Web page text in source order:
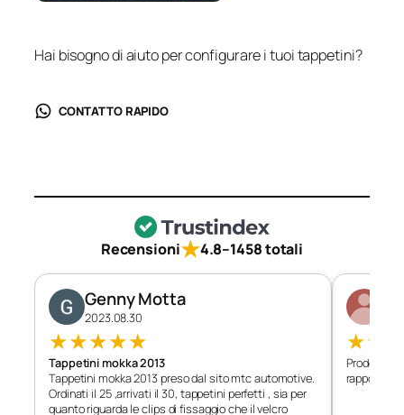
Hai bisogno di aiuto per configurare i tuoi tappetini?
CONTATTO RAPIDO
Recensioni★4.8–1458 totali
Genny Motta
2023.08.30
★★★★★
Tappetini mokka 2013
Tappetini mokka 2013 preso dal sito mtc automotive.
Ordinati il 25 ,arrivati il 30, tappetini perfetti , sia per
quanto riguarda le clips di fissaggio che il velcro
★★
Prodotto
rapporto